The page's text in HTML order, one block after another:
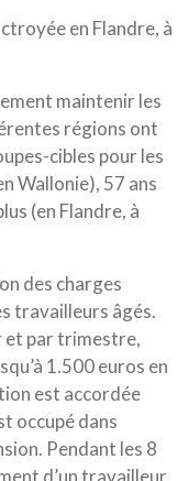
en Flandre, à
maintenir les
régions ont
cibles pour les
Wallonie), 57 ans
(en Flandre, à
des charges
travailleurs âgés.
et par trimestre,
1.500 euros en
est accordée
occupé dans
Pendant les 8
d’un travailleur